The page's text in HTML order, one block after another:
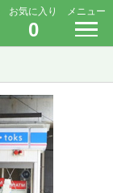
お気に入り
0
メニュー